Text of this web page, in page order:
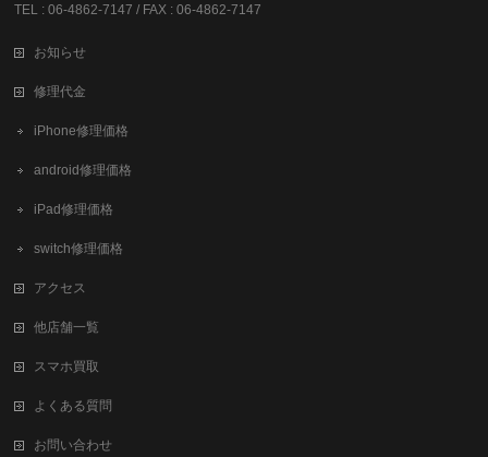
TEL : 06-4862-7147 / FAX : 06-4862-7147
お知らせ
修理代金
iPhone修理価格
android修理価格
iPad修理価格
switch修理価格
アクセス
他店舗一覧
スマホ買取
よくある質問
お問い合わせ